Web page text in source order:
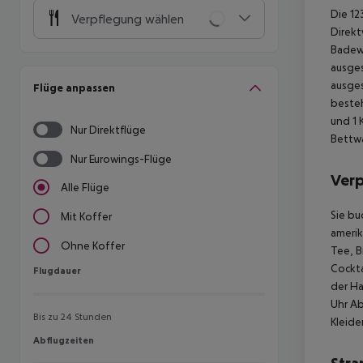
Verpflegung wählen
Flüge anpassen
Nur Direktflüge
Nur Eurowings-Flüge
Alle Flüge
Mit Koffer
Ohne Koffer
Flugdauer
Flugdauer
Bis zu 24 Stunden
Abflugzeiten
Abflugzeiten
Die
und 1
Sie
Tee,
der
Uhr